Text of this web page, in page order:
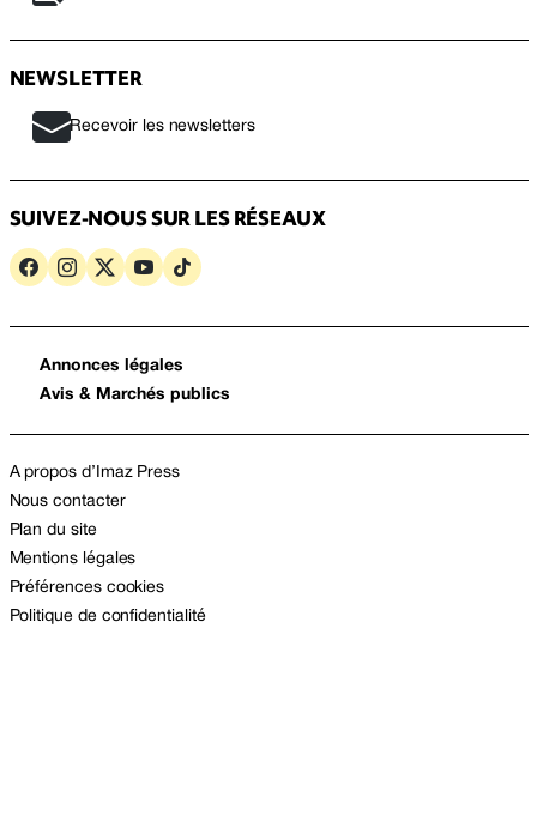
NEWSLETTER
Recevoir les newsletters
SUIVEZ-NOUS SUR LES RÉSEAUX
Annonces légales
Avis & Marchés publics
A propos d’Imaz Press
Nous contacter
Plan du site
Mentions légales
Préférences cookies
Politique de confidentialité